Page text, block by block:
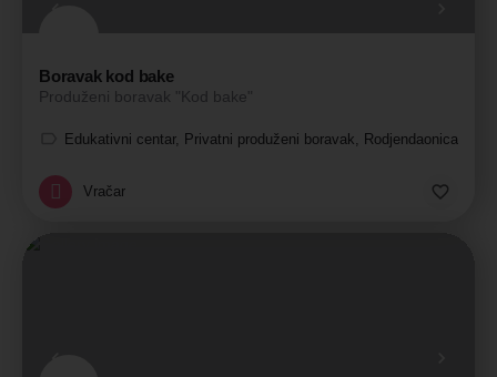
Boravak kod bake
Produženi boravak "Kod bake"
Edukativni centar, Privatni produženi boravak, Rodjendaonica
Vračar